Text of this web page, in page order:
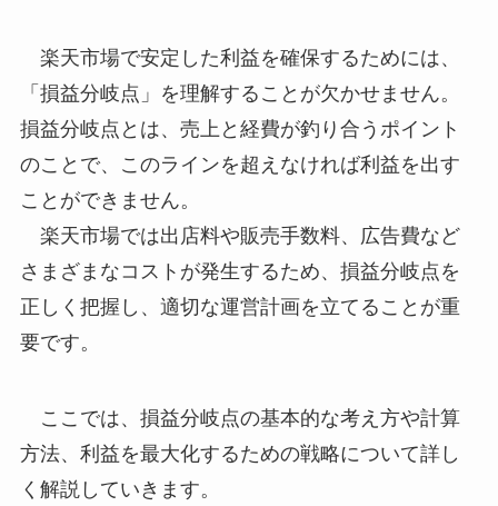
楽天市場で安定した利益を確保するためには、
「損益分岐点」を理解することが欠かせません。
損益分岐点とは、売上と経費が釣り合うポイント
のことで、このラインを超えなければ利益を出す
ことができません。
楽天市場では出店料や販売手数料、広告費など
さまざまなコストが発生するため、損益分岐点を
正しく把握し、適切な運営計画を立てることが重
要です。
ここでは、損益分岐点の基本的な考え方や計算
方法、利益を最大化するための戦略について詳し
く解説していきます。